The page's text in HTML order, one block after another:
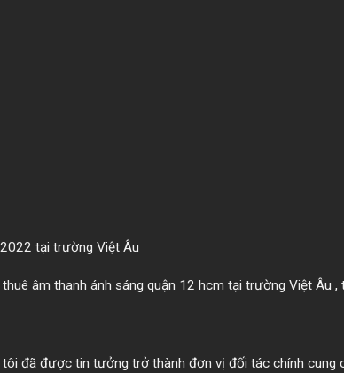
tại trường Việt Âu
âm thanh ánh sáng quận 12 hcm tại trường Việt Âu
tôi đã được tin tưởng trở thành đơn vị đối tác chính